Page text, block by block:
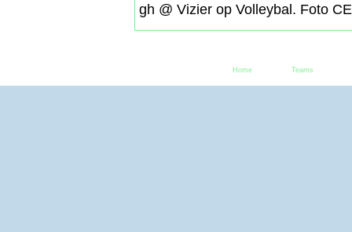
gh @ Vizier op Volleybal. Foto
Home Teams